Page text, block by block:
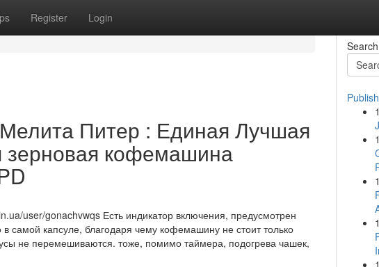
Register Login
Питер : Единая Лучшая
зерновая кофемашина
user/gonachvwqs Есть индикатор включения, предусмотрен
самой капсуле, благодаря чему кофемашину не стоит только
не перемешиваются. тоже, помимо таймера, подогрева чашек,
Search
1
1
1
1
1